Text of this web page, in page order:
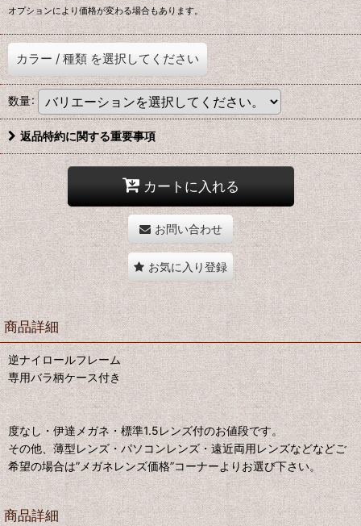
オプションにより価格が変わる場合もあります。
カラー / 種類 を選択してください
数量:
返品特約に関する重要事項
カートに入れる
お問い合わせ
お気に入り登録
商品詳細
逆ナイロールフレーム
専用バラ柄ケース付き
度なし・伊達メガネ・標準1.5レンズ付のお値段です。
その他、薄型レンズ・パソコンレンズ・遠近両用レンズなどなどご
希望の場合は”メガネレンズ価格”コーナーよりお選び下さい。
商品詳細